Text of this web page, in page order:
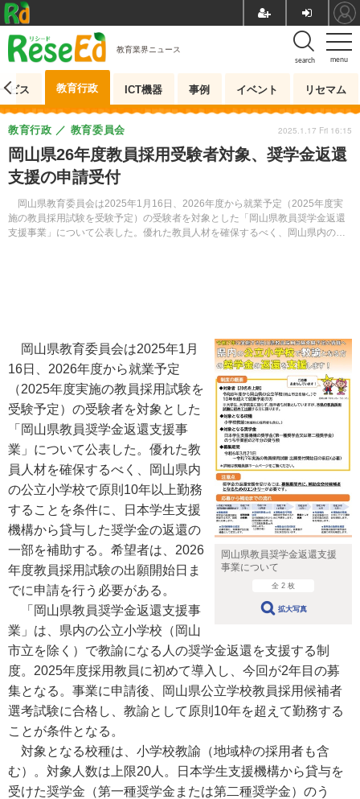
menu
search
教育業界ニュース
ビス 教育行政 ICT機器 事例 イベント リセマム
岡山県26年度教員採用受験者対象、奨学金返還
支援の申請受付
岡山県教育委員会は2025年1月16日、2026年度から就業予定（2025年度実
施の教員採用試験を受験予定）の受験者を対象とした「岡山県教員奨学金返還
支援事業」について公表した。優れた教員人材を確保するべく、岡山県内の公
教育行政 教育委員会 2025.1.17 Fri 16:15
岡山県教員奨学金返還支援
事業について
全 2 枚
拡大写真
岡山県教育委員会は2025年1月
16日、2026年度から就業予定
（2025年度実施の教員採用試験を
受験予定）の受験者を対象とした
「岡山県教員奨学金返還支援事
業」について公表した。優れた教
員人材を確保するべく、岡山県内
の公立小学校で原則10年以上勤務
することを条件に、日本学生支援
機構から貸与した奨学金の返還の
一部を補助する。希望者は、2026
年度教員採用試験の出願開始日ま
でに申請を行う必要がある。
「岡山県教員奨学金返還支援事
業」は、県内の公立小学校（岡山
市立を除く）で教諭になる人の奨学金返還を支援する制
度。2025年度採用教員に初めて導入し、今回が2年目の募
集となる。事業に申請後、岡山県公立学校教員採用候補者
選考試験に合格し、教諭として原則10年を超えて勤務する
ことが条件となる。
対象となる校種は、小学校教諭（地域枠の採用者も含
む）。対象人数は上限20人。日本学生支援機構から貸与を
受けた奨学金（第一種奨学金または第二種奨学金）のう